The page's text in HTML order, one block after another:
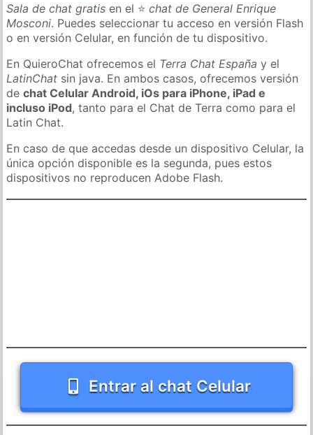
Sala de chat gratis en el ⭐chat de General Enrique
Mosconi. Puedes seleccionar tu acceso en versión Flash
o en versión Celular, en función de tu dispositivo.
En QuieroChat ofrecemos el Terra Chat España y el
LatinChat sin java. En ambos casos, ofrecemos versión
dechat Celular Android, iOs para iPhone, iPad e
incluso iPod, tanto para el Chat de Terra como para el
Latin Chat.
En caso de que accedas desde un dispositivo Celular, la
única opción disponible es la segunda, pues estos
dispositivos no reproducen Adobe Flash.
Entrar al chat Celular